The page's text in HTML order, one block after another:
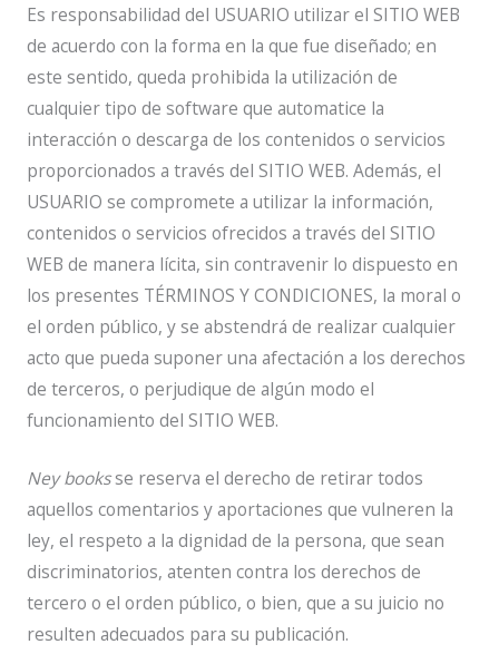
Es responsabilidad del USUARIO utilizar el SITIO WEB
de acuerdo con la forma en la que fue diseñado; en
este sentido, queda prohibida la utilización de
cualquier tipo de software que automatice la
interacción o descarga de los contenidos o servicios
proporcionados a través del SITIO WEB. Además, el
USUARIO se compromete a utilizar la información,
contenidos o servicios ofrecidos a través del SITIO
WEB de manera lícita, sin contravenir lo dispuesto en
los presentes TÉRMINOS Y CONDICIONES, la moral o
el orden público, y se abstendrá de realizar cualquier
acto que pueda suponer una afectación a los derechos
de terceros, o perjudique de algún modo el
funcionamiento del SITIO WEB.
Ney booksse reserva el derecho de retirar todos
aquellos comentarios y aportaciones que vulneren la
ley, el respeto a la dignidad de la persona, que sean
discriminatorios, atenten contra los derechos de
tercero o el orden público, o bien, que a su juicio no
resulten adecuados para su publicación.